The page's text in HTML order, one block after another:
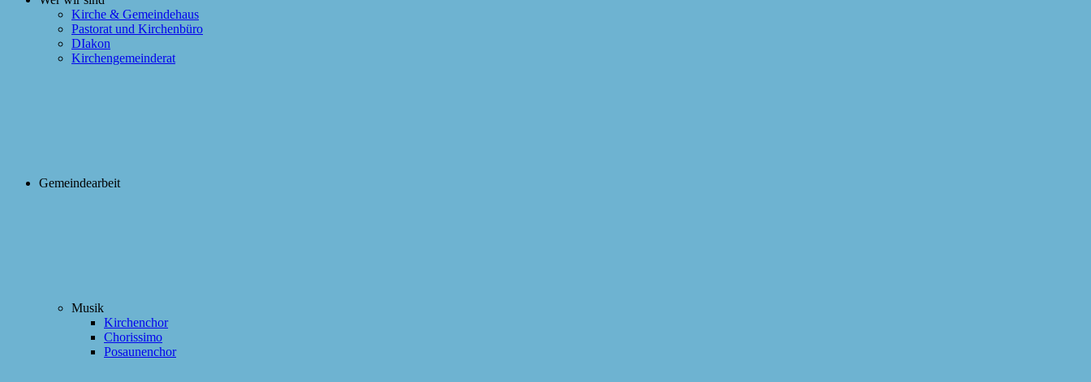
Kirche & Gemeindehaus
Pastorat und Kirchenbüro
DIakon
Kirchengemeinderat
Gemeindearbeit
Musik
Kirchenchor
Chorissimo
Posaunenchor